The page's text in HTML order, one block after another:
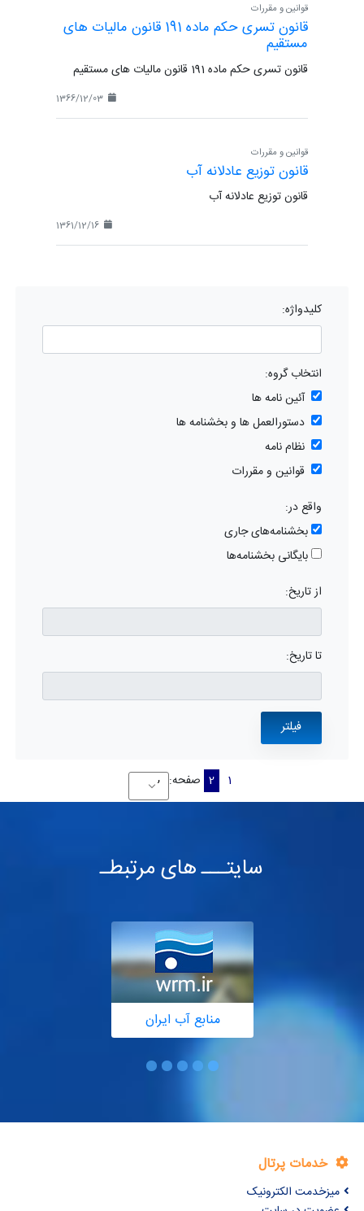
قوانین و مقررات
قانون تسری حکم ماده 191 قانون مالیات های
مستقیم
قانون تسری حکم ماده 191 قانون مالیات های مستقیم
قوانین و مقررات
قانون توزیع عادلانه آب
قانون توزیع عادلانه آب
کلیدواژه:
انتخاب گروه:
آئین نامه ها
دستورالعمل ها و بخشنامه ها
نظام نامه
قوانین و مقررات
واقع در:
بخشنامه‌های جاری
بایگانی بخشنامه‌ها
از تاریخ:
تا تاریخ:
1
2 صفحه:
سایتـــ های مرتبطـ
منابع آب ایران
خدمات پرتال
میزخدمت الکترونیک